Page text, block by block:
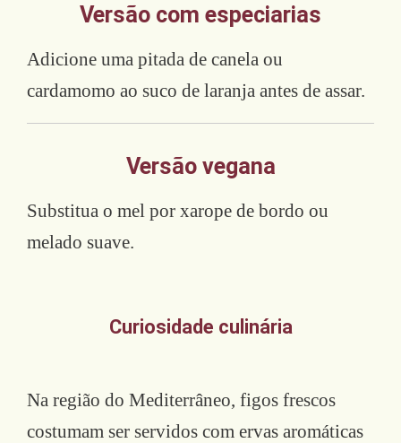
Versão com especiarias
Adicione uma pitada de canela ou
cardamomo ao suco de laranja antes de assar.
Versão vegana
Substitua o mel por xarope de bordo ou
melado suave.
Curiosidade culinária
Na região do Mediterrâneo, figos frescos
costumam ser servidos com ervas aromáticas